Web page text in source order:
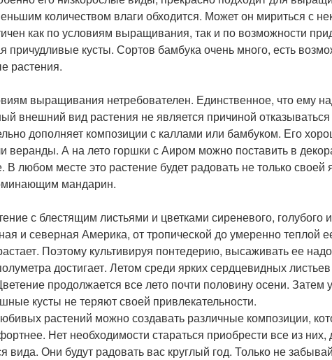
количеством влаги обходится. Может он мириться с
как по условиям выращивания, так и по возможности
причудливые кусты. Сортов бамбука очень много, есть
растения.
выращивания нетребователен. Единственное, что ему
внешний вид растения не является причиной
дополняет композиции с каллами или бамбуком. Его
веранды. А на лето горшки с Аиром можно поставить в
В любом месте это растение будет радовать не только своей
мандарин.
с блестящим листьями и цветками сиреневого, голубого
и северная Америка, от тропической до умеренно теплой
Поэтому культивируя понтедерию, высаживать ее
достигает. Летом среди ярких сердцевидных
продолжается все лето почти половину осени. Затем
кусты не теряют своей привлекательности.
растений можно создавать различные композиции,
Нет необходимости стараться приобрести все из них,
вида. Они будут радовать вас круглый год. Только не